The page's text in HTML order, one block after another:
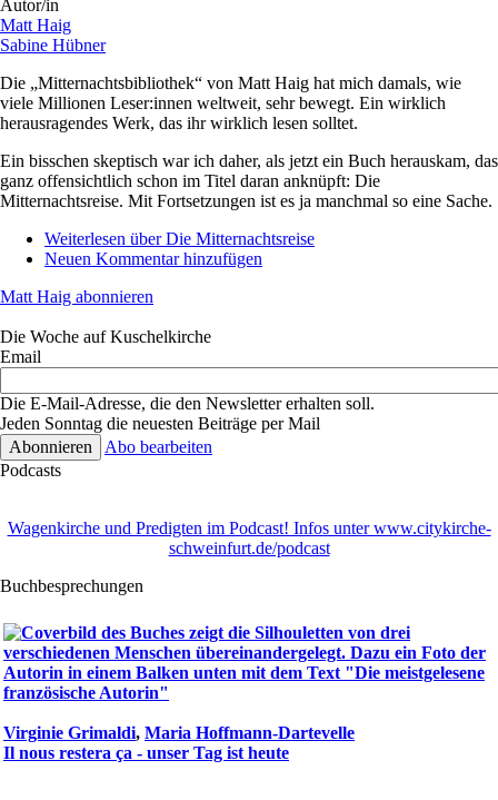
Autor/in
Matt Haig
Sabine Hübner
Die „Mitternachtsbibliothek“ von Matt Haig hat mich damals, wie
viele Millionen Leser:innen weltweit, sehr bewegt. Ein wirklich
herausragendes Werk, das ihr wirklich lesen solltet.
Ein bisschen skeptisch war ich daher, als jetzt ein Buch herauskam, das
ganz offensichtlich schon im Titel daran anknüpft: Die
Mitternachtsreise. Mit Fortsetzungen ist es ja manchmal so eine Sache.
Weiterlesen über Die Mitternachtsreise
Neuen Kommentar hinzufügen
Matt Haig abonnieren
Die Woche auf Kuschelkirche
Email
Die E-Mail-Adresse, die den Newsletter erhalten soll.
Jeden Sonntag die neuesten Beiträge per Mail
Abo bearbeiten
Podcasts
Wagenkirche und Predigten im Podcast! Infos unter www.citykirche-
schweinfurt.de/podcast
Buchbesprechungen
Virginie Grimaldi, Maria Hoffmann-Dartevelle
Il nous restera ça - unser Tag ist heute